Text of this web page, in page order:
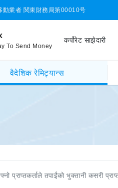
動業者 関東財務局第00010号
To Send Money
कर्पोरेट साझेदारी
वैदेशिक रेमिट्यान्स
प्राप्तकर्ताले तपाईंको भुक्तानी कसरी